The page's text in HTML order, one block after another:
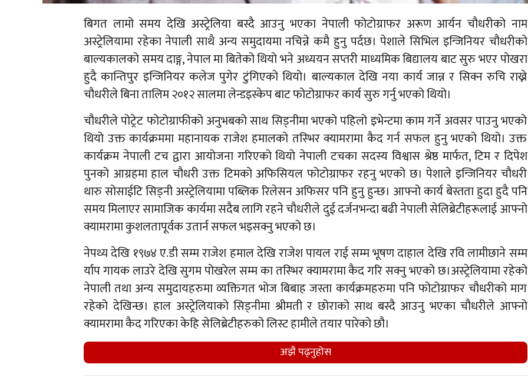
बिगत लामो समय देखि अस्ट्रेलिया बस्दै आउनु भएका नेपाली फोटोग्राफर अरूण आर्यन चौधरीको नाम
अस्ट्रेलियामा रहेका नेपाली साथै अन्य समुदायमा नचिन्ने कमै हुनु पर्दछ। पेशाले सिभिल इन्जिनियर चौधरीको
बाल्यकालको समय दाङ्ग, नेपाल मा बितेको थियो भने अध्ययन सप्तरी माध्यमिक बिद्यालय बाट सुरु भएर पोखरा
हुदै कान्तिपुर इन्जिनियर कलेज पुगेर टुंगिएको थियो। बाल्यकाल देखि नया कार्य जान्न र सिक्न रुचि राख्ने
चौधरीले बिना तालिम २०१२ सालमा लेन्डइस्केप बाट फोटोग्राफर कार्य सुरु गर्नु भएको थियो।
चौधरीले पोट्रेट फोटोग्राफीको अनुभबको साथ सिड्नीमा भएको पहिलो इभेन्टमा काम गर्ने अवसर पाउनु भएको
थियो उक्त कार्यक्रममा महानायक राजेश हमालको तस्भिर क्यामरामा कैद गर्न सफल हुनु भएको थियो। उक्त
कार्यक्रम नेपाली टच द्वारा आयोजना गरिएको थियो नेपाली टचका सदस्य विश्वास श्रेष्ठ मार्फत, टिम र दिपेश
पुनको आग्रहमा हाल चौधरी उक्त टिमको अफिसियल फोटोग्राफर रहनु भएको छ। पेशाले इन्जिनियर चौधरी
थारु सोसाईटि सिड्नी अस्ट्रेलियामा पब्लिक रिलेसन अफिसर पनि हुनु हुन्छ। आफ्नो कार्य बेस्तता हुदा हुदै पनि
समय मिलाएर सामाजिक कार्यमा सदैब लागि रहने चौधरीले दुई दर्जनभन्दा बढी नेपाली सेलिब्रेटीहरूलाई आफ्नो
क्यामरामा कुशलतापूर्वक उतार्न सफल भइसक्नु भएको छ।
नेपथ्य देखि १९७४ ए.डी सम्म राजेश हमाल देखि राजेश पायल राई सम्म भूषण दाहाल देखि रवि लामीछाने सम्म
र्याप गायक लाउरे देखि सुगम पोखरेल सम्म का तस्भिर क्यामरामा कैद गरि सक्नु भएको छ।अस्ट्रेलियामा रहेको
नेपाली तथा अन्य समुदायहरुमा व्यक्तिगत भोज बिबाह जस्ता कार्यक्रमहरुमा पनि फोटोग्राफर चौधरीको माग
रहेको देखिन्छ। हाल अस्ट्रेलियाको सिड्नीमा श्रीमती र छोराको साथ बस्दै आउनु भएका चौधरीले आफ्नो
क्यामरामा कैद गरिएका केहि सेलिब्रेटीहरुको लिस्ट हामीले तयार पारेको छौ।
अझै पढ्नुहाेस